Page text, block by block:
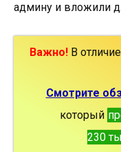
админу и вложили
Важно!В
Смотрите
который
230